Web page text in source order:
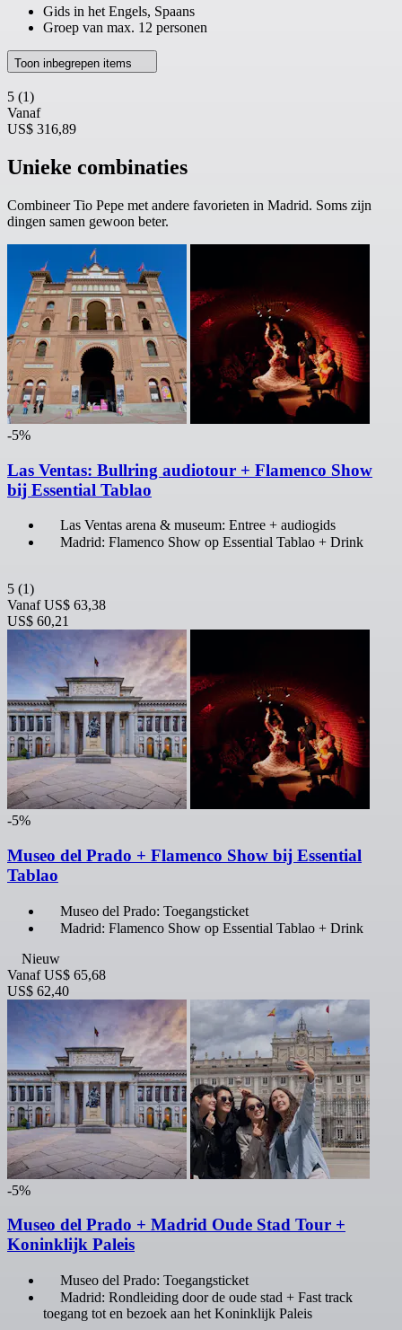
Gids in het Engels, Spaans
Groep van max. 12 personen
Toon inbegrepen items
5 (1)
Vanaf
US$ 316,89
Unieke combinaties
Combineer Tio Pepe met andere favorieten in Madrid. Soms zijn
dingen samen gewoon beter.
-5%
Las Ventas: Bullring audiotour + Flamenco Show
bij Essential Tablao
Las Ventas arena & museum: Entree + audiogids
Madrid: Flamenco Show op Essential Tablao + Drink
5 (1)
Vanaf US$ 63,38
US$ 60,21
-5%
Museo del Prado + Flamenco Show bij Essential
Tablao
Museo del Prado: Toegangsticket
Madrid: Flamenco Show op Essential Tablao + Drink
Nieuw
Vanaf US$ 65,68
US$ 62,40
-5%
Museo del Prado + Madrid Oude Stad Tour +
Koninklijk Paleis
Museo del Prado: Toegangsticket
Madrid: Rondleiding door de oude stad + Fast track
toegang tot en bezoek aan het Koninklijk Paleis